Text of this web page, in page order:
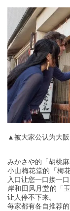
▲被大家公认为大
みかさや的「胡桃
小山梅花堂的「梅
入口让您一口接一口
岸和田风月堂的「
让人停不下来。
每家都有各自推荐